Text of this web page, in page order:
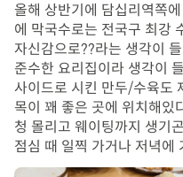
올해 상반기에 담십리역쪽
에 막국수로는 전국구 최강
자신감으로??라는 생각이
준수한 요리집이라 생각이
사이드로 시킨 만두/수육도
목이 꽤 좋은 곳에 위치해있
청 몰리고 웨이팅까지 생기
점심 때 일찍 가거나 저녁에